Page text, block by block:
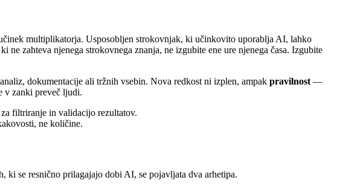
multiplikatorja. Usposobljen strokovnjak, ki učinkovito uporablja AI, lahko
zahteva njenega strokovnega znanja, ne izgubite ene ure njenega časa. Izgubite
dokumentacije ali tržnih vsebin. Nova redkost ni izplen, ampak pravilnost —
v zanki preveč ljudi.
filtriranje in validacijo rezultatov.
ne količine.
se resnično prilagajajo dobi AI, se pojavljata dva arhetipa.